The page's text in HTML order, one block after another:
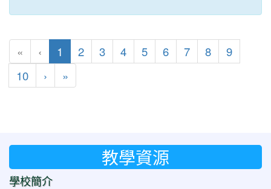
« ‹ 1 (目前頁次)
2 3 4 5 6 7 8
9
10
› 下一頁
»
教學資源
學校簡介